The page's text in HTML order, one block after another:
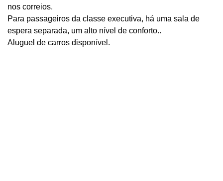
nos correios.
Para passageiros da classe executiva, há uma sala de
espera separada, um alto nível de conforto..
Aluguel de carros disponível.